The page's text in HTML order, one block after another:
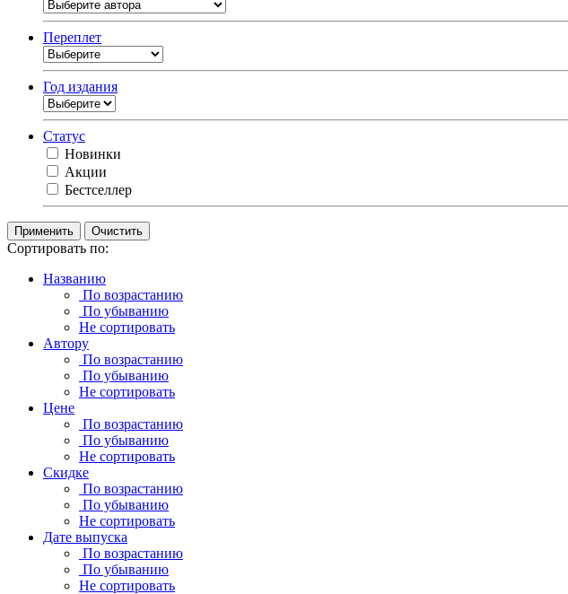
Переплет
Год издания
Статус
Новинки
Акции
Бестселлер
Очистить
Сортировать по:
Названию
По возрастанию
По убыванию
Не сортировать
Автору
По возрастанию
По убыванию
Не сортировать
Цене
По возрастанию
По убыванию
Не сортировать
Скидке
По возрастанию
По убыванию
Не сортировать
Дате выпуска
По возрастанию
По убыванию
Не сортировать